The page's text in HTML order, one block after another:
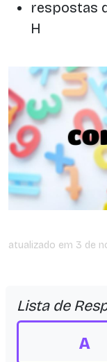
respostas
H
atualizado em 3 de
Lista de
A